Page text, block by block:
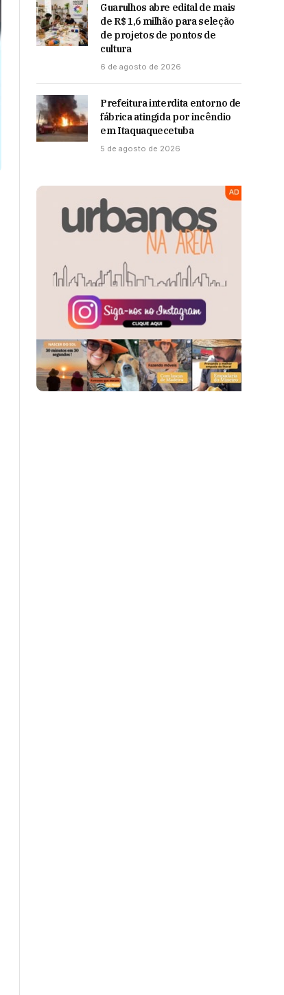
Guarulhos abre edital de mais
de R$ 1,6 milhão para seleção
de projetos de pontos de
cultura
6 de agosto de 2026
Prefeitura interdita entorno de
fábrica atingida por incêndio
em Itaquaquecetuba
5 de agosto de 2026